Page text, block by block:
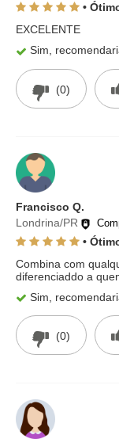
•
EXCELENTE
Sim,
(0)
Francisco Q.
Londrina/PR
•
Combina com
diferenciaddo a
Sim,
(0)